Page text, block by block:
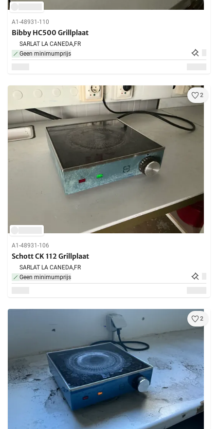
A1-48931-110
Bibby HC500 Grillplaat
SARLAT LA CANEDA,FR
Geen minimumprijs
2
A1-48931-106
Schott CK 112 Grillplaat
SARLAT LA CANEDA,FR
Geen minimumprijs
2